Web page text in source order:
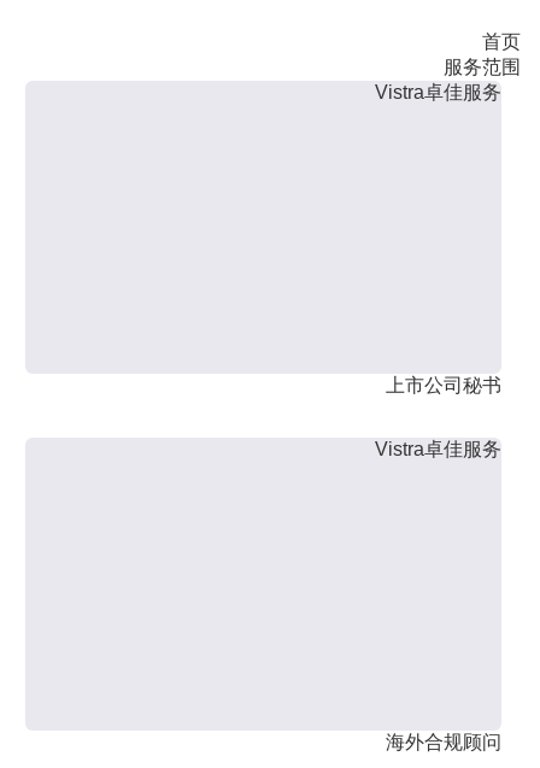
首页
服务范围
Vistra卓佳服务
上市公司秘书
Vistra卓佳服务
海外合规顾问